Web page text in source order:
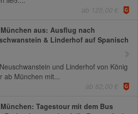
ab 125,00 €
aus: Ausflug nach
& Linderhof auf Spanisch
und Linderhof von König
ab München mit...
ab 82,00 €
Tagestour mit dem Bus